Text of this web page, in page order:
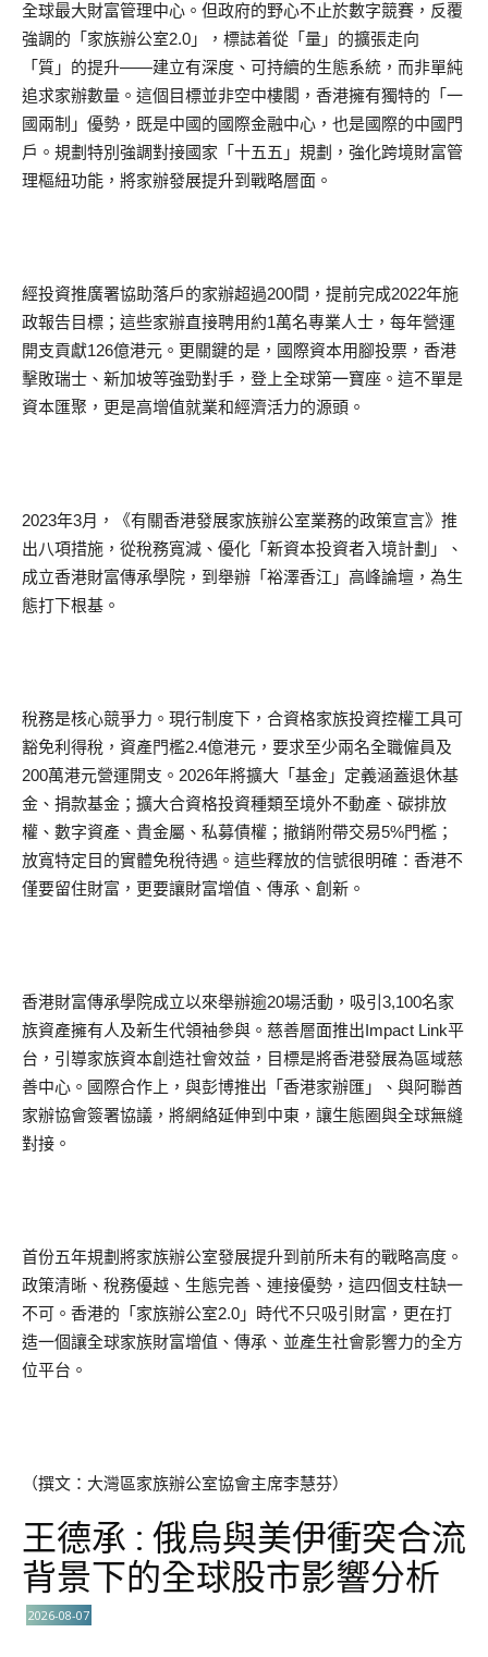
全球最大財富管理中心。但政府的野心不止於數字競賽，反覆
強調的「家族辦公室2.0」，標誌着從「量」的擴張走向
「質」的提升——建立有深度、可持續的生態系統，而非單純
追求家辦數量。這個目標並非空中樓閣，香港擁有獨特的「一
國兩制」優勢，既是中國的國際金融中心，也是國際的中國門
戶。規劃特別強調對接國家「十五五」規劃，強化跨境財富管
理樞紐功能，將家辦發展提升到戰略層面。
經投資推廣署協助落戶的家辦超過200間，提前完成2022年施
政報告目標；這些家辦直接聘用約1萬名專業人士，每年營運
開支貢獻126億港元。更關鍵的是，國際資本用腳投票，香港
擊敗瑞士、新加坡等強勁對手，登上全球第一寶座。這不單是
資本匯聚，更是高增值就業和經濟活力的源頭。
2023年3月，《有關香港發展家族辦公室業務的政策宣言》推
出八項措施，從稅務寬減、優化「新資本投資者入境計劃」、
成立香港財富傳承學院，到舉辦「裕澤香江」高峰論壇，為生
態打下根基。
稅務是核心競爭力。現行制度下，合資格家族投資控權工具可
豁免利得稅，資產門檻2.4億港元，要求至少兩名全職僱員及
200萬港元營運開支。2026年將擴大「基金」定義涵蓋退休基
金、捐款基金；擴大合資格投資種類至境外不動產、碳排放
權、數字資產、貴金屬、私募債權；撤銷附帶交易5%門檻；
放寬特定目的實體免稅待遇。這些釋放的信號很明確：香港不
僅要留住財富，更要讓財富增值、傳承、創新。
香港財富傳承學院成立以來舉辦逾20場活動，吸引3,100名家
族資產擁有人及新生代領袖參與。慈善層面推出Impact Link平
台，引導家族資本創造社會效益，目標是將香港發展為區域慈
善中心。國際合作上，與彭博推出「香港家辦匯」、與阿聯酋
家辦協會簽署協議，將網絡延伸到中東，讓生態圈與全球無縫
對接。
首份五年規劃將家族辦公室發展提升到前所未有的戰略高度。
政策清晰、稅務優越、生態完善、連接優勢，這四個支柱缺一
不可。香港的「家族辦公室2.0」時代不只吸引財富，更在打
造一個讓全球家族財富增值、傳承、並產生社會影響力的全方
位平台。
（撰文：大灣區家族辦公室協會主席李慧芬）
王德承 : 俄烏與美伊衝突合流
背景下的全球股市影響分析
2026-08-07